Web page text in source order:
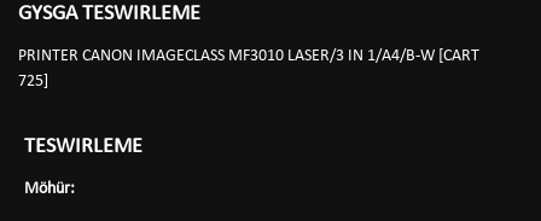
GYSGA TESWIRLEME
PRINTER CANON IMAGECLASS MF3010 LASER/3 IN 1/A4/B-W [CART
725]
TESWIRLEME
Möhür: